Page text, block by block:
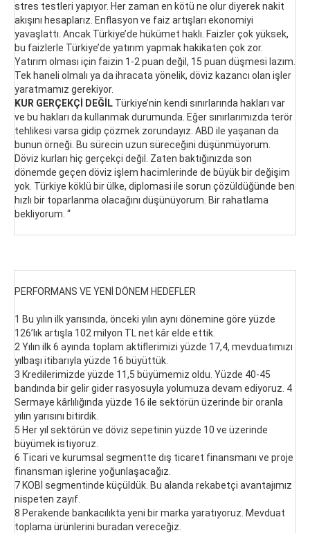
stres testleri yapıyor. Her zaman en kötü ne olur diyerek nakit
akışını hesaplarız. Enflasyon ve faiz artışları ekonomiyi
yavaşlattı. Ancak Türkiye’de hükümet haklı. Faizler çok yüksek,
bu faizlerle Türkiye’de yatırım yapmak hakikaten çok zor.
Yatırım olması için faizin 1-2 puan değil, 15 puan düşmesi lazım.
Tek haneli olmalı ya da ihracata yönelik, döviz kazancı olan işler
yaratmamız gerekiyor.
KUR GERÇEKÇİ DEĞİL Türkiye’nin kendi sınırlarında hakları var
ve bu hakları da kullanmak durumunda. Eğer sınırlarımızda terör
tehlikesi varsa gidip çözmek zorundayız. ABD ile yaşanan da
bunun örneği. Bu sürecin uzun süreceğini düşünmüyorum.
Döviz kurları hiç gerçekçi değil. Zaten baktığınızda son
dönemde geçen döviz işlem hacimlerinde de büyük bir değişim
yok. Türkiye köklü bir ülke, diplomasi ile sorun çözüldüğünde ben
hızlı bir toparlanma olacağını düşünüyorum. Bir rahatlama
bekliyorum. “
PERFORMANS VE YENİ DÖNEM HEDEFLER
1 Bu yılın ilk yarısında, önceki yılın aynı dönemine göre yüzde
126’lık artışla 102 milyon TL net kâr elde ettik.
2 Yılın ilk 6 ayında toplam aktiflerimizi yüzde 17,4, mevduatımızı
yılbaşı itibarıyla yüzde 16 büyüttük.
3 Kredilerimizde yüzde 11,5 büyümemiz oldu. Yüzde 40-45
bandında bir gelir gider rasyosuyla yolumuza devam ediyoruz. 4
Sermaye kârlılığında yüzde 16 ile sektörün üzerinde bir oranla
yılın yarısını bitirdik.
5 Her yıl sektörün ve döviz sepetinin yüzde 10 ve üzerinde
büyümek istiyoruz.
6 Ticari ve kurumsal segmentte dış ticaret finansmanı ve proje
finansman işlerine yoğunlaşacağız.
7 KOBİ segmentinde küçüldük. Bu alanda rekabetçi avantajımız
nispeten zayıf.
8 Perakende bankacılıkta yeni bir marka yaratıyoruz. Mevduat
toplama ürünlerini buradan vereceğiz.